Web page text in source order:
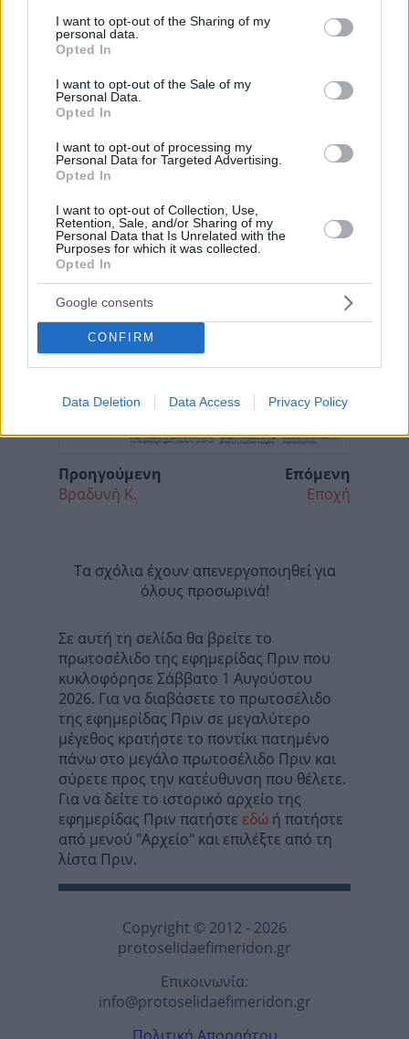
not limited to your visit or usage behaviour. You may click to
grant or deny consent to Google and its third-party tags to
use your data for below specified purposes in below Google
consent section.
I want to opt-out of the Sharing of my
personal data.
Opted In
I want to opt-out of the Sale of my
Personal Data.
Opted In
I want to opt-out of processing my
Personal Data for Targeted Advertising.
Opted In
I want to opt-out of Collection, Use,
Retention, Sale, and/or Sharing of my
Personal Data that Is Unrelated with the
Purposes for which it was collected.
Opted In
Google consents
CONFIRM
Data Deletion Data Access Privacy Policy
Προηγούμενη
Βραδυνή Κ.
Επόμενη
Εποχή
Τα σχόλια έχουν απενεργοποιηθεί για
όλους προσωρινά!
Σε αυτή τη σελίδα θα βρείτε το
πρωτοσέλιδο της εφημερίδας Πριν που
κυκλοφόρησε Σάββατο 1 Αυγούστου
2026. Για να διαβάσετε το πρωτοσέλιδο
της εφημερίδας Πριν σε μεγαλύτερο
μέγεθος κρατήστε το ποντίκι πατημένο
πάνω στο μεγάλο πρωτοσέλιδο Πριν και
σύρετε προς την κατέυθυνση που θέλετε.
Για να δείτε το ιστορικό αρχείο της
εφημερίδας Πριν πατήστε εδώ ή πατήστε
από μενού "Αρχείο" και επιλέξτε από τη
λίστα Πριν.
Copyright © 2012 - 2026
protoselidaefimeridon.gr
Επικοινωνία:
info@protoselidaefimeridon.gr